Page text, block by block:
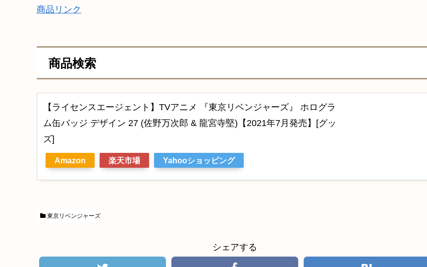
商品リンク
商品検索
【ライセンスエージェント】TVアニメ 『東京リベンジャーズ』 ホログラ
ム缶バッジ デザイン 27 (佐野万次郎 & 龍宮寺堅)【2021年7月発売】[グッ
ズ]
Amazon 楽天市場 Yahooショッピング
東京リベンジャーズ
シェアする